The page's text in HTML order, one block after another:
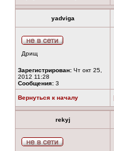
yadviga
Дрищ
Зарегистрирован: Чт окт 25,
2012 11:28
Сообщения: 3
Вернуться к началу
rekyj